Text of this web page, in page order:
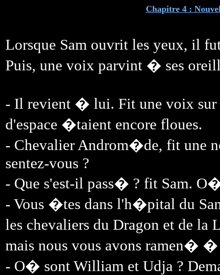
Chapitre 4 :
Lorsque Sam ouvrit les yeux, il
Puis, une voix parvint � ses
- Il revient � lui. Fit une voix sur
d'espace �taient encore floues.
- Chevalier Androm�de, fit une
sentez-vous ?
- Que s'est-il pass� ? fit Sam.
- Vous �tes dans l'h�pital du
les chevaliers du Dragon et de
mais nous vous avons ramen� �
- O� sont William et Udja ?